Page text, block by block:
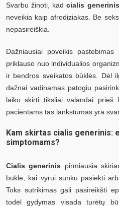
Svarbu žinoti, kadcialis generinis
neveikia kaip afrodiziakas. Be
nepasireiškia.
Dažniausiai poveikis
priklauso nuo individualios
ir bendros sveikatos būklės. Dėl
dažnai vadinamas patogiu
laiko skirti tiksliai valandai prieš
pacientams tas lankstumas yra
Kam skirtas cialis generinis:
simptomams?
Cialis generinis pirmiausia
būklė, kai vyrui sunku pasiekti
Toks sutrikimas gali pasireikšti
todėl gydymas visada turėtų